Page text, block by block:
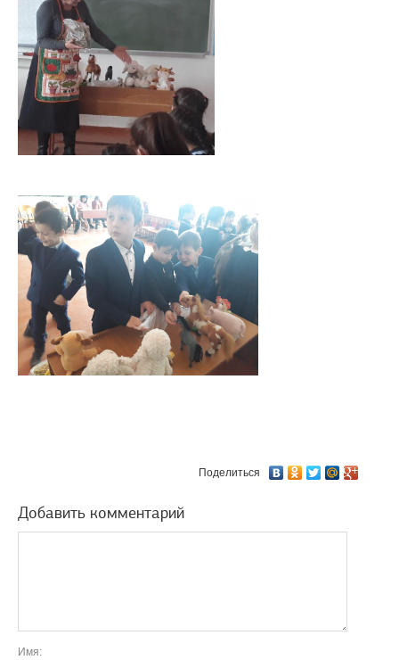
Поделиться
Добавить комментарий
Имя: